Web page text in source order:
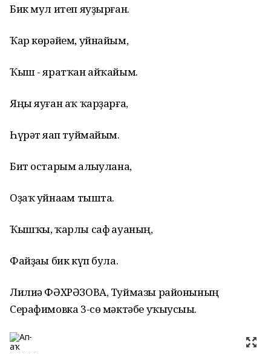
Бик мул итеп яуҙырған.
Ҡар көрәйем, уйнайым,
Ҡыш - яратҡан айҡайым.
Яңы яуған аҡ ҡарҙарға,
Һүрәт яһап туймайым.
Бит остарым алһыулана,
Оҙаҡ уйнаһам тышта.
Ҡышҡы, ҡарлы саф һауаның,
Файҙаһы бик күп була.
Лилиә ФӘХРӘЗОВА, Туймазы районының
Серафимовка 3-сө мәктәбе уҡыусыһы.